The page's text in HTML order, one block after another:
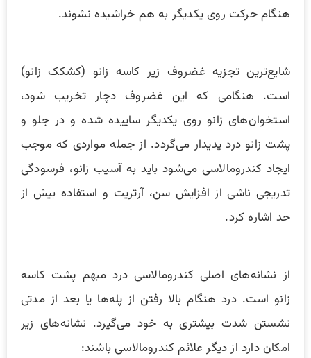
هنگام حرکت روی یکدیگر به هم خراشیده نشوند.
شایع‌ترین تجزیه غضروف زیر کاسه زانو (کشکک زانو)
است. هنگامی که این غضروف دچار تخریب شود،
استخوان‌های زانو روی یکدیگر ساییده شده و در جلو و
پشت زانو درد پدیدار می‌گردد. از جمله مواردی که موجب
ایجاد کندرومالاسی می‌شود باید به آسیب زانو، فرسودگی
تدریجی ناشی از افزایش سن، آرتریت و استفاده بیش از
حد اشاره کرد.
از نشانه‌های اصلی کندرومالاسی درد مبهم پشت کاسه
زانو است. درد هنگام بالا رفتن از پله‌ها یا بعد از مدتی
نشستن شدت بیشتری به خود می‌گیرد. نشانه‌های زیر
امکان دارد از دیگر علائم کندرومالاسی باشند: